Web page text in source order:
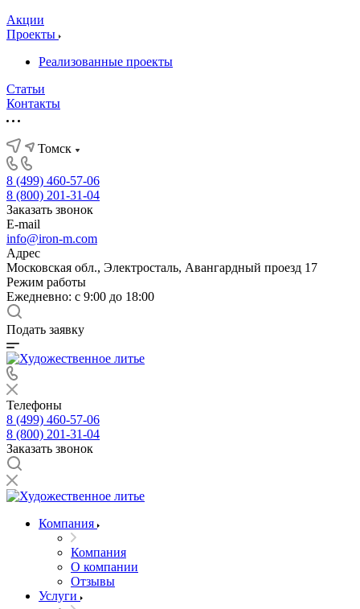
Акции
Проекты
Реализованные проекты
Статьи
Контакты
Томск
8 (499) 460-57-06
8 (800) 201-31-04
Заказать звонок
E-mail
info@iron-m.com
Адрес
Московская обл., Электросталь, Авангардный проезд 17
Режим работы
Ежедневно: с 9:00 до 18:00
Подать заявку
Телефоны
8 (499) 460-57-06
8 (800) 201-31-04
Заказать звонок
Компания
Компания
О компании
Отзывы
Услуги